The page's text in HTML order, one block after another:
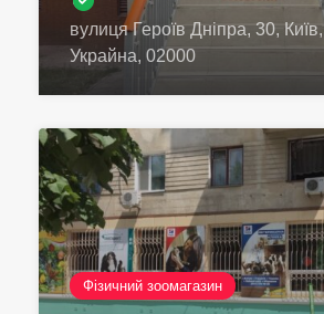
вулиця Героїв Дніпра, 30, Київ,
Украйна, 02000
Фізичний зоомагазин